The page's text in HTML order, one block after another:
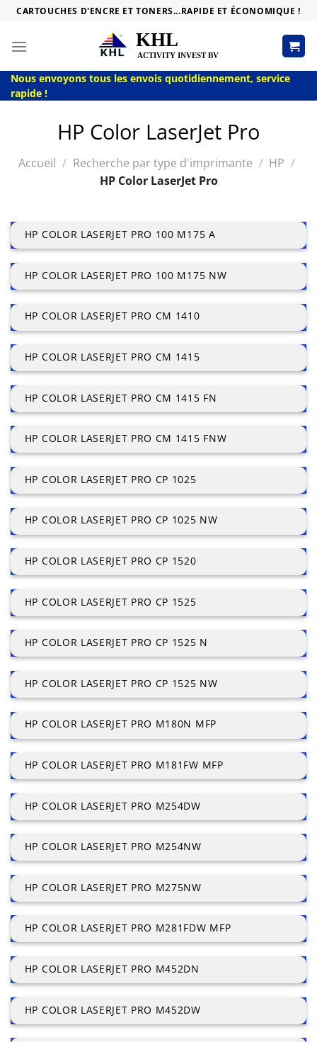
Passer
contenu
CARTOUCHES D'ENCRE ET TONERS...RAPIDE ET ÉCONOMIQUE !
Nous envoyons tous les envois quotidiennement, service
rapide !
HP Color LaserJet Pro
Accueil / Recherche par type d'imprimante / HP /
HP Color LaserJet Pro
HP COLOR LASERJET PRO 100 M175 A
HP COLOR LASERJET PRO 100 M175 NW
HP COLOR LASERJET PRO CM 1410
HP COLOR LASERJET PRO CM 1415
HP COLOR LASERJET PRO CM 1415 FN
HP COLOR LASERJET PRO CM 1415 FNW
HP COLOR LASERJET PRO CP 1025
HP COLOR LASERJET PRO CP 1025 NW
HP COLOR LASERJET PRO CP 1520
HP COLOR LASERJET PRO CP 1525
HP COLOR LASERJET PRO CP 1525 N
HP COLOR LASERJET PRO CP 1525 NW
HP COLOR LASERJET PRO M180N MFP
HP COLOR LASERJET PRO M181FW MFP
HP COLOR LASERJET PRO M254DW
HP COLOR LASERJET PRO M254NW
HP COLOR LASERJET PRO M275NW
HP COLOR LASERJET PRO M281FDW MFP
HP COLOR LASERJET PRO M452DN
HP COLOR LASERJET PRO M452DW